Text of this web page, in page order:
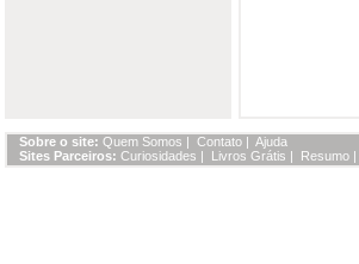
Sobre o site: Quem Somos | Contato | Ajuda
Sites Parceiros: Curiosidades | Livros Grátis | Resumo |